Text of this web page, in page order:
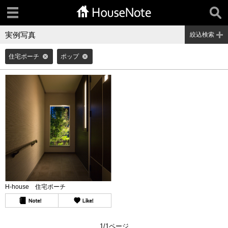
実例写真 絞込検索
住宅ポーチ ポップ
H-house 住宅ポーチ
1/1ページ